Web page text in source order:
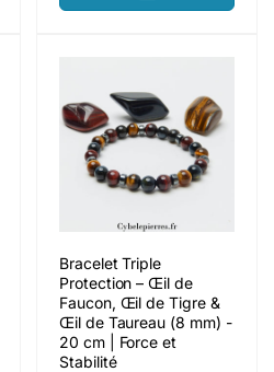
Bracelet Triple
Protection – Œil de
Faucon, Œil de Tigre &
Œil de Taureau (8 mm) -
20 cm | Force et
Stabilité